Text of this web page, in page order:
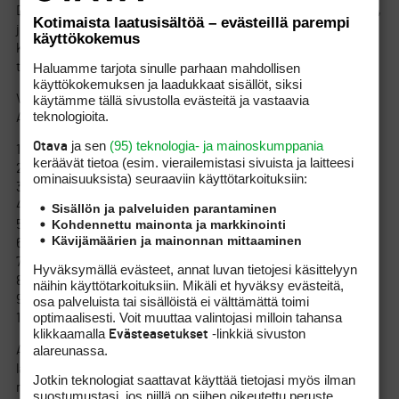
Datagolf.com laskee ”True Strokes Gained” lukuja osa-alueittain,
jotka ovat käytännössä normaalit SG:t mutta vahvuuskorjattuna
kisan fieldin mukaan. Tällä suorituksista eri tasoilla yritetään
tehdä yhteismitallisia.
Viimeisen 12kk ajalta maailman top-10 pelaajat True SG
Approach kategoriassa:
1. Scottie Scheffler (+1.53)
2. Viktor Hovland (+1.04)
3. Collin Morikawa (+0.98)
4. Shane Lowry (+0.89)
5. Sepp Straka (+0.86)
6. Tommy Fleetwood (+0.82)
7. J.J. Spaun (+0.85)
8. Xander Schauffele (+0.83)
9. Oliver Lindell (+0.82)
10. Patrick Cantlay (+0.82)
Aivan hurjaan seuraan siis kuuluu Lindell. Ylipäätään
maailman ihan absoluuttisista huipuista, mistä joukosta
Kotimaista laatusisältöä – evästeillä parempi
käyttökokemus
Haluamme tarjota sinulle parhaan mahdollisen
käyttökokemuksen ja laadukkaat sisällöt, siksi
käytämme tällä sivustolla evästeitä ja vastaavia
teknologioita.
Otava ja sen (95) teknologia- ja mainoskumppania
keräävät tietoa (esim. vierailemis­tasi sivuista ja laitteesi
ominaisuuk­sista) seuraaviin käyttötarkoituksiin:
Sisällön ja palveluiden parantaminen
Kohdennettu mainonta ja markkinointi
Kävijämäärien ja mainonnan mittaaminen
Hyväksymällä evästeet, annat luvan tietojesi käsittelyyn
näihin käyttötarkoituksiin. Mikäli et hyväksy evästeitä,
osa palveluista tai sisällöistä ei välttämättä toimi
optimaalisesti. Voit muuttaa valintojasi milloin tahansa
klikkaamalla Evästeasetukset -linkkiä sivuston
alareunassa.
Jotkin teknologiat saattavat käyttää tietojasi myös ilman
suostumustasi, jos niillä on siihen oikeutettu peruste